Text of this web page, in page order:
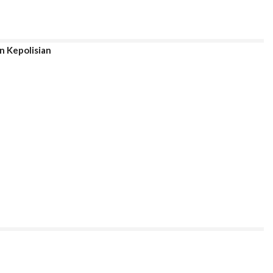
Kepolisian